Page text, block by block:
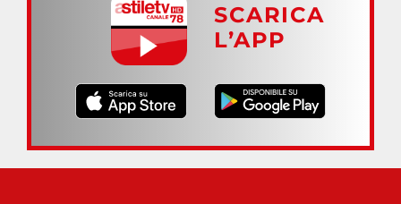
SCARICA
L’APP